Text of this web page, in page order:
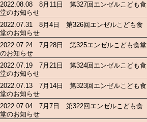
2022.08.08 8月11日 第327回エンゼルこども食
堂のお知らせ
2022.07.31 8月4日 第326回エンゼルこども食
堂のお知らせ
2022.07.24 7月28日 第325エンゼルこども食堂
のお知らせ
2022.07.19 7月21日 第324回エンゼルこども食
堂のお知らせ
2022.07.13 7月14日 第323回エンゼルこども食
堂のお知らせ
2022.07.04 7月7日 第322回エンゼルこども食
堂のお知らせ